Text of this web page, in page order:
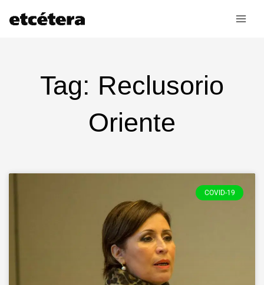
Tag: Reclusorio
Oriente
COVID-19